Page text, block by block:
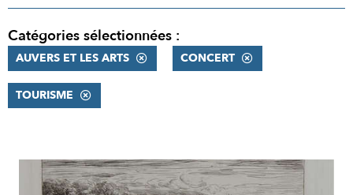
Catégories sélectionnées :
AUVERS ET LES ARTS CONCERT
TOURISME
RÉSULTATS